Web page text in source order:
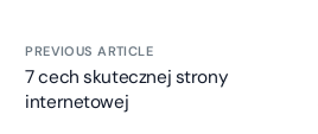
PREVIOUS ARTICLE
7 cech skutecznej strony
internetowej